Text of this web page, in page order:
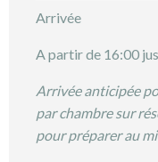
Arrivée
A partir de 16:00
Arrivée anticipée
par chambre sur
pour préparer au